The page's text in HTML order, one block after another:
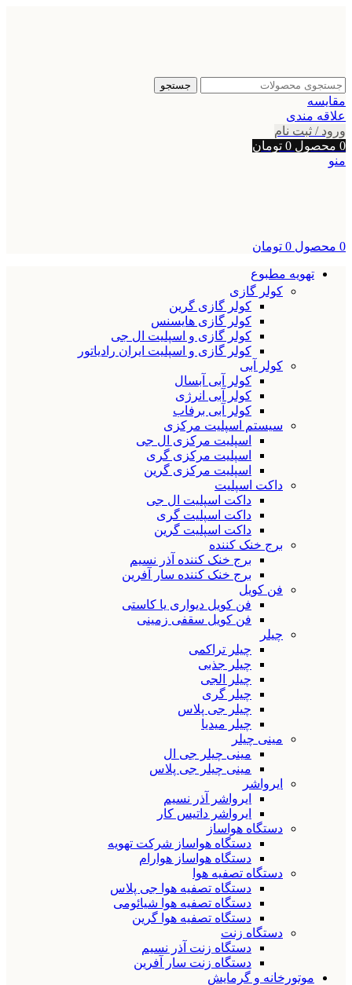
جستجو
مقایسه
علاقه مندی
ورود / ثبت نام
0 محصول 0 تومان
منو
0 محصول 0 تومان
تهویه مطبوع
کولر گازی
کولر گازی گرین
کولر گازی هایسنس
کولر گازی و اسپلیت ال جی
کولر گازی و اسپلیت ایران رادیاتور
کولر آبی
کولر آبی آبسال
کولر آبی انرژی
کولر آبی برفاب
سیستم اسپلیت مرکزی
اسپلیت مرکزی ال جی
اسپلیت مرکزی گری
اسپلیت مرکزی گرین
داکت اسپلیت
داکت اسپلیت ال جی
داکت اسپلیت گری
داکت اسپلیت گرین
برج خنک کننده
برج خنک کننده آذر نسیم
برج خنک کننده سار آفرین
فن کویل
فن کویل دیواری یا کاستی
فن کویل سقفی زمینی
چیلر
چیلر تراکمی
چیلر جذبی
چیلر الجی
چیلر گری
چیلر جی پلاس
چیلر میدیا
مینی چیلر
مینی چیلر جی ال
مینی چیلر جی پلاس
ایرواشر
ایرواشر آذر نسیم
ایرواشر داتیس کار
دستگاه هواساز
دستگاه هواساز شرکت تهویه
دستگاه هواساز هوارام
دستگاه تصفیه هوا
دستگاه تصفیه هوا جی پلاس
دستگاه تصفیه هوا شیائومی
دستگاه تصفیه هوا گرین
دستگاه زنت
دستگاه زنت آذر نسیم
دستگاه زنت سار آفرین
موتورخانه و گرمایش